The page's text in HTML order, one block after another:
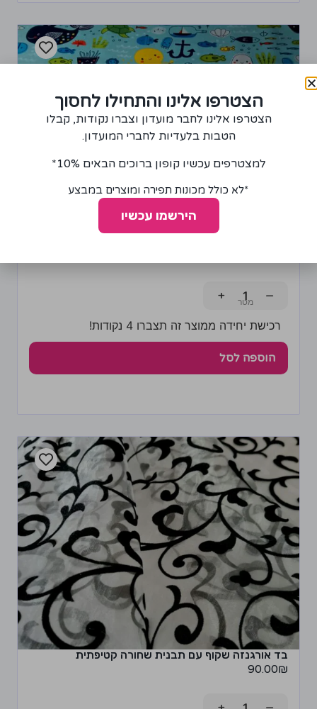
−
+
רכישת יחידה ממוצר זה תצברו 4 נקודות!
הוספה לסל
בד אורגנזה שקוף עם תבנית שחורה קטיפתית
90.00₪
הצטרפו אלינו והתחילו לחסוך
הצטרפו אלינו לחבר מועדון וצברו נקודות, קבלו
הטבות בלעדיות לחברי המועדון.
למצטרפים עכשיו קופון ברוכים הבאים 10%*
*לא כולל מכונות תפירה ומוצרים במבצע
הירשמו עכשיו